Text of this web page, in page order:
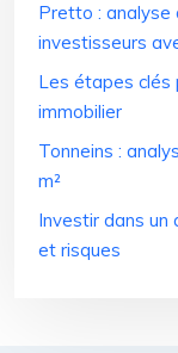
Pretto : analyse
investisseurs
Les étapes clés
immobilier
Tonneins :
m²
Investir dans
et risques